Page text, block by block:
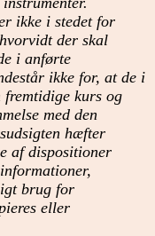
ikke i stedet for
der skal
i anførte
ikke for, at de i
fremtidige kurs og
med den
hæfter
af dispositioner
brug for
eller